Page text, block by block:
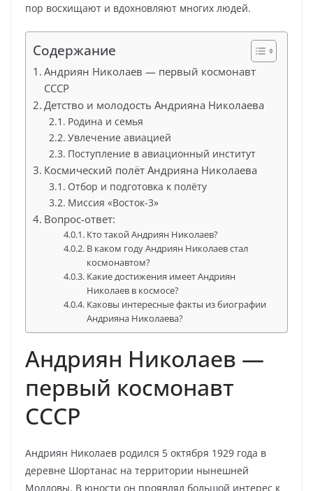
пор восхищают и вдохновляют многих людей.
Содержание
Андриян Николаев — первый космонавт
СССР
Детство и молодость Андрияна Николаева
Родина и семья
Увлечение авиацией
Поступление в авиационный институт
Космический полёт Андрияна Николаева
Отбор и подготовка к полёту
Миссия «Восток-3»
Вопрос-ответ:
Кто такой Андриян Николаев?
В каком году Андриян Николаев стал
космонавтом?
Какие достижения имеет Андриян
Николаев в космосе?
Каковы интересные факты из биографии
Андрияна Николаева?
Андриян Николаев —
первый космонавт
СССР
Андриян Николаев родился 5 октября 1929 года в
деревне Шортанас на территории нынешней
Молдовы. В юности он проявлял большой интерес к